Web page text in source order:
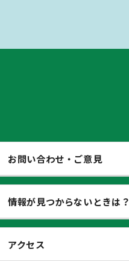
お問い合わせ・ご意見
情報が見つからないときは？
アクセス